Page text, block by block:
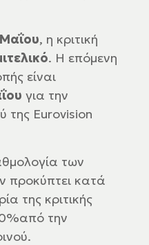
, η κριτική
. Η επόμενη
είναι
για την
της Eurovision
των
προκύπτει κατά
της κριτικής
την